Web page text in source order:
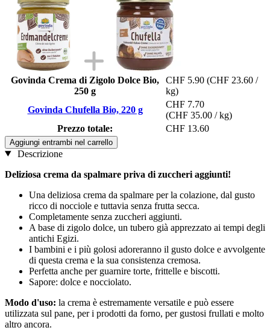
Govinda Crema di Zigolo Dolce Bio,
250 g
CHF 5.90 (CHF 23.60 /
kg)
Govinda Chufella Bio, 220 g
CHF 7.70
(CHF 35.00 / kg)
Prezzo totale:
CHF 13.60
Aggiungi entrambi nel carrello
Descrizione
Deliziosa crema da spalmare priva di zuccheri aggiunti!
Una deliziosa crema da spalmare per la colazione, dal gusto
ricco di nocciole e tuttavia senza frutta secca.
Completamente senza zuccheri aggiunti.
A base di zigolo dolce, un tubero già apprezzato ai tempi degli
antichi Egizi.
I bambini e i più golosi adoreranno il gusto dolce e avvolgente
di questa crema e la sua consistenza cremosa.
Perfetta anche per guarnire torte, frittelle e biscotti.
Sapore: dolce e nocciolato.
Modo d'uso: la crema è estremamente versatile e può essere
utilizzata sul pane, per i prodotti da forno, per gustosi frullati e molto
altro ancora.